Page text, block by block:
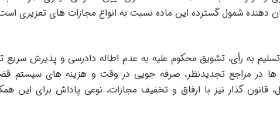
دهنده شمول گسترده این ماده نسبت به انواع مجازات های تعزیری
به رأی، تشویق محکوم علیه به عدم اطاله دادرسی و پذیرش سریع
ها در مراجع تجدیدنظر، صرفه جویی در وقت و هزینه های سیستم
قانون گذار نیز با ارفاق و تخفیف مجازات، نوعی پاداش برای این